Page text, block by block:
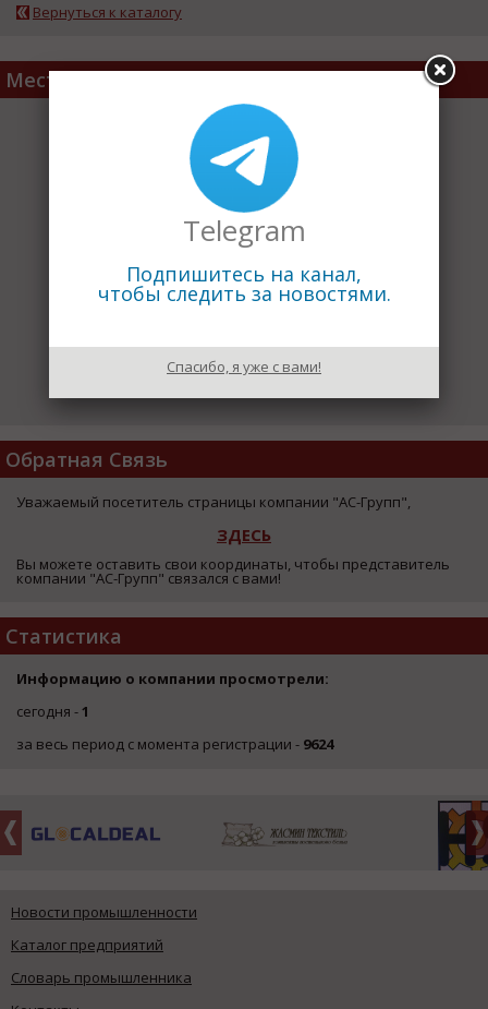
Вернуться к каталогу
Место расположения
Обратная Связь
Уважаемый посетитель страницы компании "АС-Групп",
ЗДЕСЬ
Вы можете оставить свои координаты, чтобы представитель
компании "АС-Групп" связался с вами!
Статистика
Информацию о компании просмотрели:
сегодня -1
за весь период с момента регистрации - 9624
Новости промышленности
Каталог предприятий
Словарь промышленника
Telegram
Подпишитесь на канал,
чтобы следить за новостями.
Спасибо, я уже с вами!